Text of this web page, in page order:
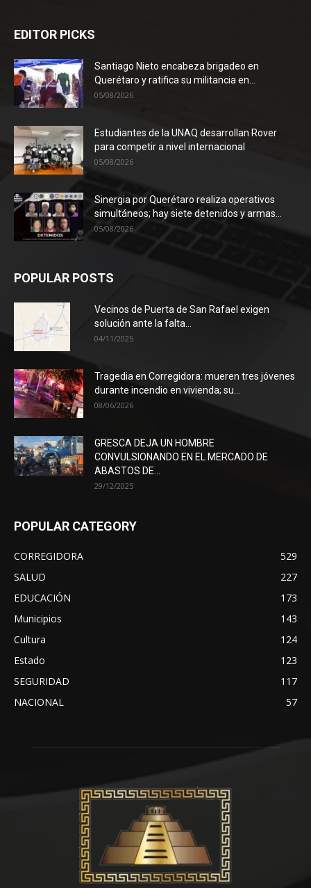
EDITOR PICKS
Santiago Nieto encabeza brigadeo en
Querétaro y ratifica su militancia en...
05/08/2026
Estudiantes de la UNAQ desarrollan Rover
para competir a nivel internacional
05/08/2026
Sinergia por Querétaro realiza operativos
simultáneos; hay siete detenidos y armas...
05/08/2026
POPULAR POSTS
Vecinos de Puerta de San Rafael exigen
solución ante la falta...
04/11/2025
Tragedia en Corregidora: mueren tres jóvenes
durante incendio en vivienda; su...
08/06/2026
GRESCA DEJA UN HOMBRE
CONVULSIONANDO EN EL MERCADO DE
ABASTOS DE...
29/12/2025
POPULAR CATEGORY
CORREGIDORA
529
SALUD
227
EDUCACIÓN
173
Municipios
143
Cultura
124
Estado
123
SEGURIDAD
117
NACIONAL
57